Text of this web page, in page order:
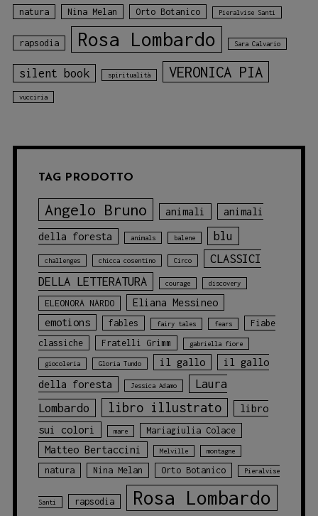
natura Nina Melan Orto Botanico Pieralvise Santi
rapsodia Rosa Lombardo Sara Calvario
silent book spiritualità VERONICA PIA
vucciria
TAG PRODOTTO
Angelo Bruno animali animali
della foresta animals balene blu
challenges chicca cosentino Circo
CLASSICI
DELLA LETTERATURA
courage discovery
ELEONORA NARDO
Eliana Messineo
emotions
fables fairy tales fears
Fiabe
classiche
Fratelli Grimm gabriella fiore
giocoleria Gloria Tundo il gallo
il gallo
della foresta
Jessica Adamo
Laura
Lombardo
libro illustrato
libro
sui colori
mare Mariagiulia Colace
Matteo Bertaccini Melville montagne
natura Nina Melan Orto Botanico Pieralvise
Santi rapsodia Rosa Lombardo